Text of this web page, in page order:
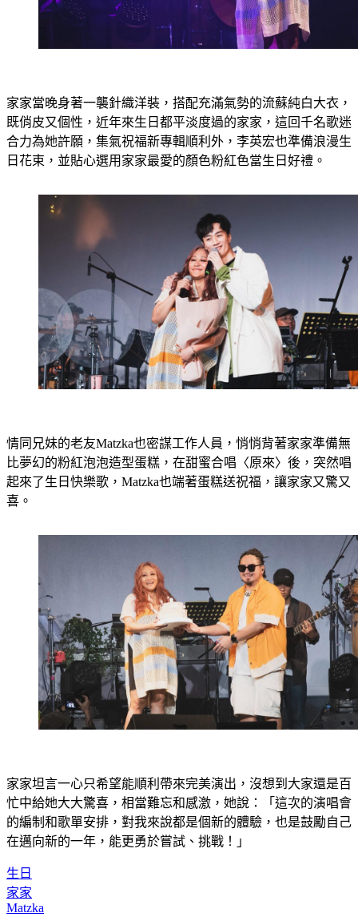
家家當晚身著一襲針織洋裝，搭配充滿氣勢的流蘇純白大衣，
既俏皮又個性，近年來生日都平淡度過的家家，這回千名歌迷
合力為她許願，集氣祝福新專輯順利外，李英宏也準備浪漫生
日花束，並貼心選用家家最愛的顏色粉紅色當生日好禮。
情同兄妹的老友Matzka也密謀工作人員，悄悄背著家家準備無
比夢幻的粉紅泡泡造型蛋糕，在甜蜜合唱〈原來〉後，突然唱
起來了生日快樂歌，Matzka也端著蛋糕送祝福，讓家家又驚又
喜。
家家坦言一心只希望能順利帶來完美演出，沒想到大家還是百
忙中給她大大驚喜，相當難忘和感激，她說：「這次的演唱會
的編制和歌單安排，對我來說都是個新的體驗，也是鼓勵自己
在邁向新的一年，能更勇於嘗試、挑戰！」
生日
家家
Matzka